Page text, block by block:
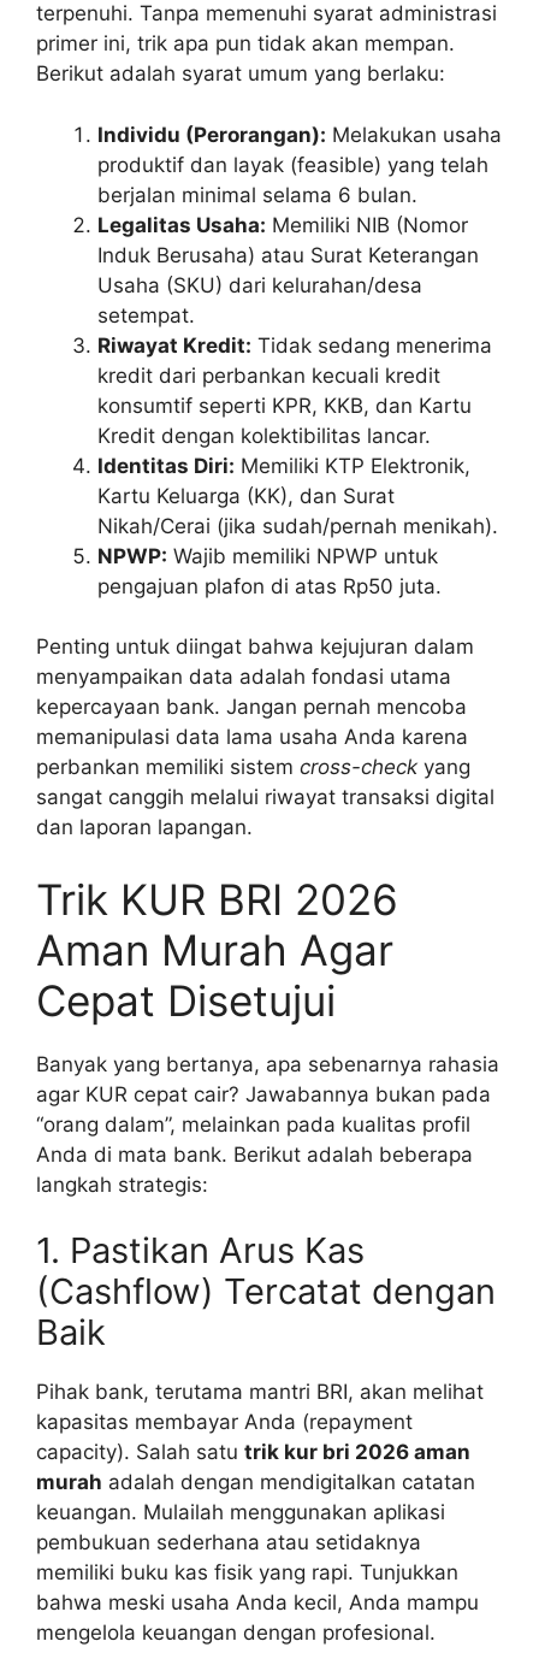
terpenuhi. Tanpa memenuhi syarat administrasi
primer ini, trik apa pun tidak akan mempan.
Berikut adalah syarat umum yang berlaku:
Individu (Perorangan): Melakukan usaha
produktif dan layak (feasible) yang telah
berjalan minimal selama 6 bulan.
Legalitas Usaha: Memiliki NIB (Nomor
Induk Berusaha) atau Surat Keterangan
Usaha (SKU) dari kelurahan/desa
setempat.
Riwayat Kredit: Tidak sedang menerima
kredit dari perbankan kecuali kredit
konsumtif seperti KPR, KKB, dan Kartu
Kredit dengan kolektibilitas lancar.
Identitas Diri: Memiliki KTP Elektronik,
Kartu Keluarga (KK), dan Surat
Nikah/Cerai (jika sudah/pernah menikah).
NPWP: Wajib memiliki NPWP untuk
pengajuan plafon di atas Rp50 juta.
Penting untuk diingat bahwa kejujuran dalam
menyampaikan data adalah fondasi utama
kepercayaan bank. Jangan pernah mencoba
memanipulasi data lama usaha Anda karena
perbankan memiliki sistem cross-check yang
sangat canggih melalui riwayat transaksi digital
dan laporan lapangan.
Trik KUR BRI 2026
Aman Murah Agar
Cepat Disetujui
Banyak yang bertanya, apa sebenarnya rahasia
agar KUR cepat cair? Jawabannya bukan pada
“orang dalam”, melainkan pada kualitas profil
Anda di mata bank. Berikut adalah beberapa
langkah strategis:
1. Pastikan Arus Kas
(Cashflow) Tercatat dengan
Baik
Pihak bank, terutama mantri BRI, akan melihat
kapasitas membayar Anda (repayment
capacity). Salah satu trik kur bri 2026 aman
murah adalah dengan mendigitalkan catatan
keuangan. Mulailah menggunakan aplikasi
pembukuan sederhana atau setidaknya
memiliki buku kas fisik yang rapi. Tunjukkan
bahwa meski usaha Anda kecil, Anda mampu
mengelola keuangan dengan profesional.